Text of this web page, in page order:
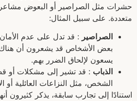
حشرات مثل الصراصير أو البعوض مشاعر
متعددة. على سبيل المثال:
الصراصير : قد تدل على عدم
بعض الأشخاص قد يشعرون أن
يسعون لإلحاق الضرر بهم.
الذباب : قد تشير إلى مشكلات أو
الشخص، مثل النزاعات العائلية أو
استنادًا إلى تجارب سابقة، يذكر كثيرون